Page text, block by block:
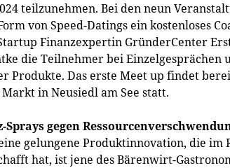
teilzunehmen. Bei den neun
von Speed-Datings ein kostenloses
Finanzexpertin GründerCenter
die Teilnehmer bei
Produkte. Das erste Meet up findet
in Neusiedl am See statt.
gegen
gelungene Produktinnovation, die im
hat, ist jene des Bärenwirt-